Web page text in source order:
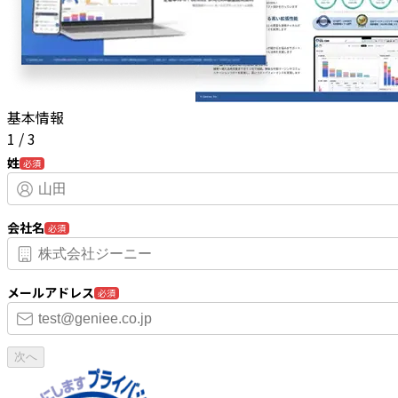
基本情報
1 /3
姓 必須
会社名 必須
メールアドレス 必須
次へ